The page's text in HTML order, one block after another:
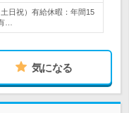
日祝）有給休暇：年間15
…
気になる